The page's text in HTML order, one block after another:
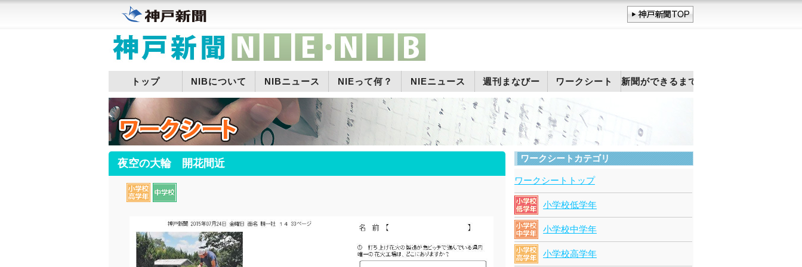
トップ NIBについて NIBニュース NIEって何？ NIEニュース 週刊まなびー ワークシート 新聞ができるまで
夜空の大輪 開花間近 ワークシートカテゴリ
ワークシートトップ
小学校低学年
小学校中学年
小学校高学年